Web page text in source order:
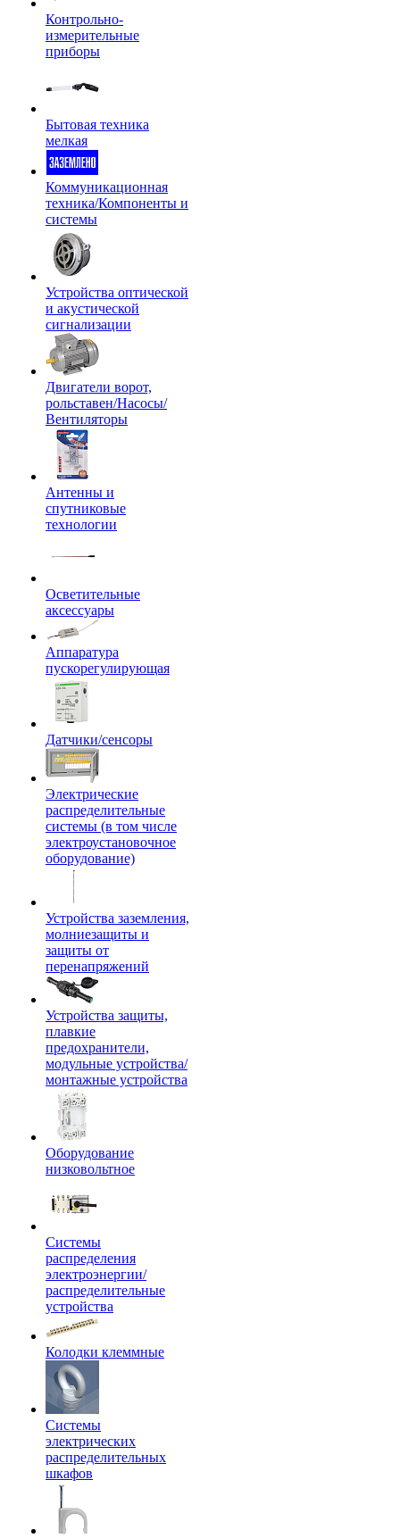
Контрольно-
измерительные
приборы
Бытовая техника
мелкая
Коммуникационная
техника/Компоненты и
системы
Устройства оптической
и акустической
сигнализации
Двигатели ворот,
рольставен/Насосы/
Вентиляторы
Антенны и
спутниковые
технологии
Осветительные
аксессуары
Аппаратура
пускорегулирующая
Датчики/сенсоры
Электрические
распределительные
системы (в том числе
электроустановочное
оборудование)
Устройства заземления,
молниезащиты и
защиты от
перенапряжений
Устройства защиты,
плавкие
предохранители,
модульные устройства/
монтажные устройства
Оборудование
низковольтное
Системы
распределения
электроэнергии/
распределительные
устройства
Колодки клеммные
Системы
электрических
распределительных
шкафов